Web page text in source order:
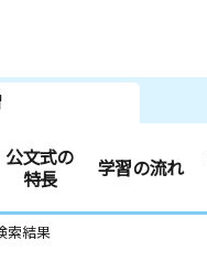
公文式の
特長
学習の流れ
索結果